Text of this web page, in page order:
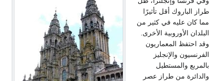
طراز الباروك أقل تأثيرًا
مما كان عليه في كثير من
البلدان الأوروبية الأخرى.
وقد احتفظ المعماريون
الفرنسيون والإنجليز
بالمربع والمستطيل
والدائرة من طراز عصر